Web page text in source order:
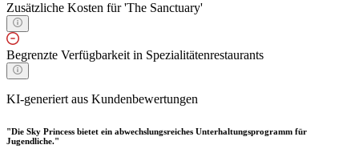
Zusätzliche Kosten für 'The Sanctuary'
Begrenzte Verfügbarkeit in Spezialitätenrestaurants
KI-generiert aus Kundenbewertungen
"Die Sky Princess bietet ein abwechslungsreiches Unterhaltungsprogramm für
Jugendliche."